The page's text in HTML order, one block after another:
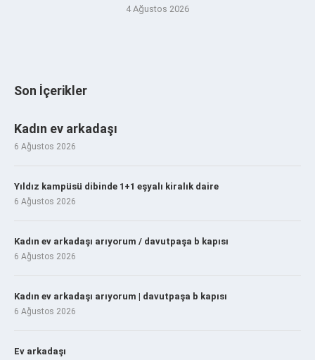
4 Ağustos 2026
Son İçerikler
Kadın ev arkadaşı
6 Ağustos 2026
Yıldız kampüsü dibinde 1+1 eşyalı kiralık daire
6 Ağustos 2026
Kadın ev arkadaşı arıyorum / davutpaşa b kapısı
6 Ağustos 2026
Kadın ev arkadaşı arıyorum | davutpaşa b kapısı
6 Ağustos 2026
Ev arkadaşı